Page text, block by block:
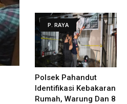
P. RAYA
Polsek Pahandut
Identifikasi Kebakaran
Rumah, Warung Dan 8